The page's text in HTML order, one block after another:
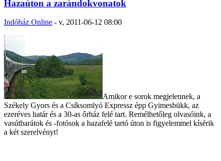
Hazaúton a zarándokvonatok
Indóház Online - v, 2011-06-12 08:00
Amikor e sorok megjelennek, a
Székely Gyors és a Csíksomlyó Expressz épp Gyimesbükk, az
ezeréves határ és a 30-as őrház felé tart. Remélhetőleg olvasóink, a
vasútbarátok és -fotósok a hazafelé tartó úton is figyelemmel kísérik
a két szerelvényt!